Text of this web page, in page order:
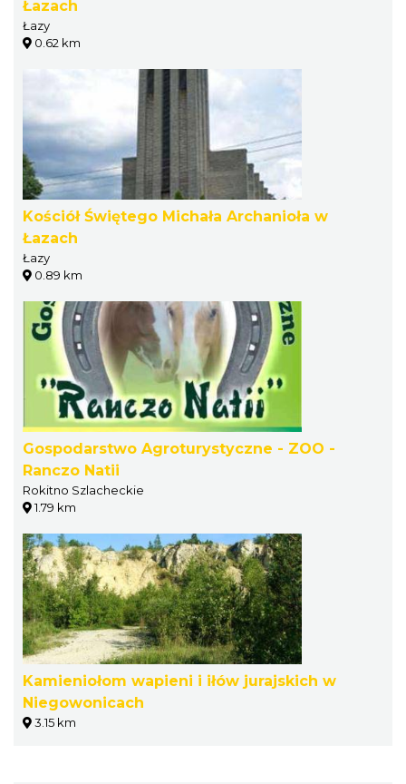
Łazach
Łazy
0.62 km
Kościół Świętego Michała Archanioła w
Łazach
Łazy
0.89 km
Gospodarstwo Agroturystyczne - ZOO -
Ranczo Natii
Rokitno Szlacheckie
1.79 km
Kamieniołom wapieni i iłów jurajskich w
Niegowonicach
3.15 km